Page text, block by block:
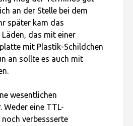
an der Stelle bei dem
später kam das
Läden, das mit einer
mit Plastik-Schildchen
an sollte es auch mit
wesentlichen
Weder eine TTL-
verbessserte